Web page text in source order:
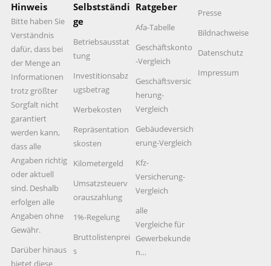
Hinweis
Bitte haben Sie
Verständnis
dafür, dass bei
der Menge an
Informationen
trotz größter
Sorgfalt nicht
garantiert
werden kann,
dass alle
Angaben richtig
oder aktuell
sind. Deshalb
erfolgen alle
Angaben ohne
Gewähr.
Darüber hinaus
bietet diese
Selbstständi
ge
Betriebsausstat
tung
Investitionsabz
ugsbetrag
Werbekosten
Repräsentation
skosten
Kilometergeld
Umsatzsteuerv
orauszahlung
1%-Regelung
Bruttolistenprei
s
Ratgeber
Afa-Tabelle
Geschäftskonto
-Vergleich
Geschäftsversic
herung-
Vergleich
Gebäudeversich
erung-Vergleich
Kfz-
Versicherung-
Vergleich
alle
Vergleiche für
Gewerbekunde
n…
Presse
Bildnachweise
Datenschutz
Impressum